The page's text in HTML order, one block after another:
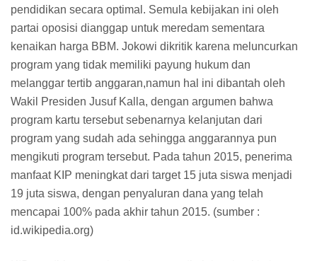
pendidikan secara optimal. Semula kebijakan ini oleh
partai oposisi dianggap untuk meredam sementara
kenaikan harga BBM. Jokowi dikritik karena meluncurkan
program yang tidak memiliki payung hukum dan
melanggar tertib anggaran,namun hal ini dibantah oleh
Wakil Presiden Jusuf Kalla, dengan argumen bahwa
program kartu tersebut sebenarnya kelanjutan dari
program yang sudah ada sehingga anggarannya pun
mengikuti program tersebut. Pada tahun 2015, penerima
manfaat KIP meningkat dari target 15 juta siswa menjadi
19 juta siswa, dengan penyaluran dana yang telah
mencapai 100% pada akhir tahun 2015. (sumber :
id.wikipedia.org)